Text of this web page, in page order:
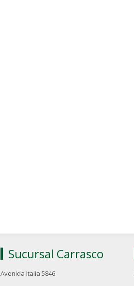
Sucursal Carrasco
Avenida Italia 5846